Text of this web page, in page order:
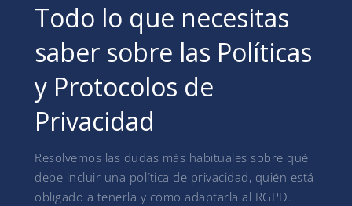
Todo lo que necesitas
saber sobre las Políticas
y Protocolos de
Privacidad
Resolvemos las dudas más habituales sobre qué
debe incluir una política de privacidad, quién está
obligado a tenerla y cómo adaptarla al RGPD.